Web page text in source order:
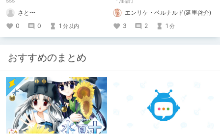
さと〜
0
0 1 分以内
エンリケ・ベルナルド(延里啓介)
3
2 1 分
おすすめのまとめ